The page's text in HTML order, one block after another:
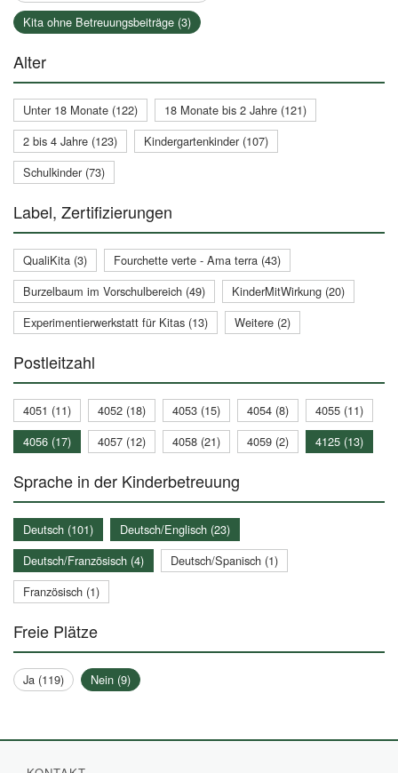
Kita ohne Betreuungsbeiträge (3)
Alter
Unter 18 Monate (122)
18 Monate bis 2 Jahre (121)
2 bis 4 Jahre (123)
Kindergartenkinder (107)
Schulkinder (73)
Label, Zertifizierungen
QualiKita (3)
Fourchette verte - Ama terra (43)
Burzelbaum im Vorschulbereich (49)
KinderMitWirkung (20)
Experimentierwerkstatt für Kitas (13)
Weitere (2)
Postleitzahl
4051 (11) 4052 (18) 4053 (15) 4054 (8)
4055 (11)
4056 (17)
4057 (12) 4058 (21) 4059 (2) 4125 (13)
Sprache in der Kinderbetreuung
Deutsch (101)
Deutsch/Englisch (23)
Deutsch/Französisch (4)
Deutsch/Spanisch (1)
Französisch (1)
Freie Plätze
Ja (119) Nein (9)